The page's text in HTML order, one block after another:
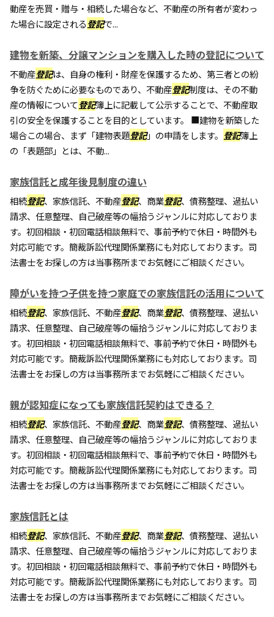
動産を売買・贈与・相続した場合など、不動産の所有者が変わっ
た場合に設定される登記で...
建物を新築、分譲マンションを購入した時の登記について
不動産登記は、自身の権利・財産を保護するため、第三者との紛
争を防ぐために必要なものであり、不動産登記制度は、その不動
産の情報について登記簿上に記載して公示することで、不動産取
引の安全を保護することを目的としています。 ■建物を新築した
場合この場合、まず「建物表題登記」の申請をします。 登記簿上
の「表題部」とは、不動...
家族信託と成年後見制度の違い
相続登記、家族信託、不動産登記、商業登記、債務整理、過払い
請求、任意整理、自己破産等の幅拾うジャンルに対応しておりま
す。初回相談・初回電話相談無料で、事前予約で休日・時間外も
対応可能です。簡裁訴訟代理関係業務にも対応しております。司
法書士をお探しの方は当事務所までお気軽にご相談ください。
障がいを持つ子供を持つ家庭での家族信託の活用について
相続登記、家族信託、不動産登記、商業登記、債務整理、過払い
請求、任意整理、自己破産等の幅拾うジャンルに対応しておりま
す。初回相談・初回電話相談無料で、事前予約で休日・時間外も
対応可能です。簡裁訴訟代理関係業務にも対応しております。司
法書士をお探しの方は当事務所までお気軽にご相談ください。
親が認知症になっても家族信託契約はできる？
相続登記、家族信託、不動産登記、商業登記、債務整理、過払い
請求、任意整理、自己破産等の幅拾うジャンルに対応しておりま
す。初回相談・初回電話相談無料で、事前予約で休日・時間外も
対応可能です。簡裁訴訟代理関係業務にも対応しております。司
法書士をお探しの方は当事務所までお気軽にご相談ください。
家族信託とは
相続登記、家族信託、不動産登記、商業登記、債務整理、過払い
請求、任意整理、自己破産等の幅拾うジャンルに対応しておりま
す。初回相談・初回電話相談無料で、事前予約で休日・時間外も
対応可能です。簡裁訴訟代理関係業務にも対応しております。司
法書士をお探しの方は当事務所までお気軽にご相談ください。